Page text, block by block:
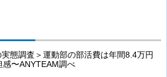
態調査＞運動部の部活費は年間8.4万円
〜ANYTEAM調べ